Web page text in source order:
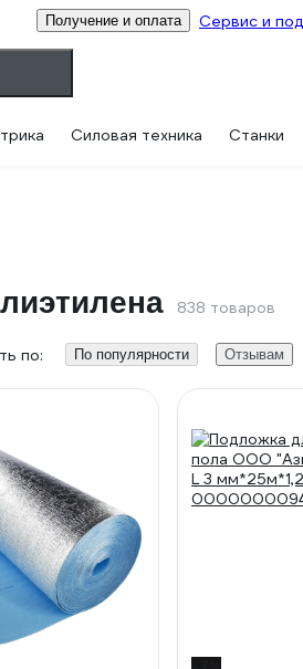
Получение и оплата Сервис и
Силовая техника Станки
838 товаров
по: По популярности Отзывам